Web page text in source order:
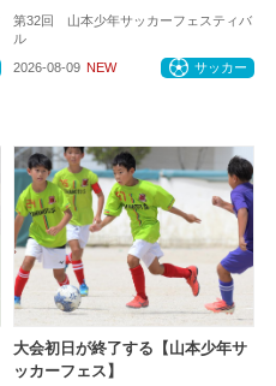
第32回 山本少年サッカーフェスティバ
ル
2026-08-09 NEW サッカー
大会初日が終了する【山本少年サ
ッカーフェス】